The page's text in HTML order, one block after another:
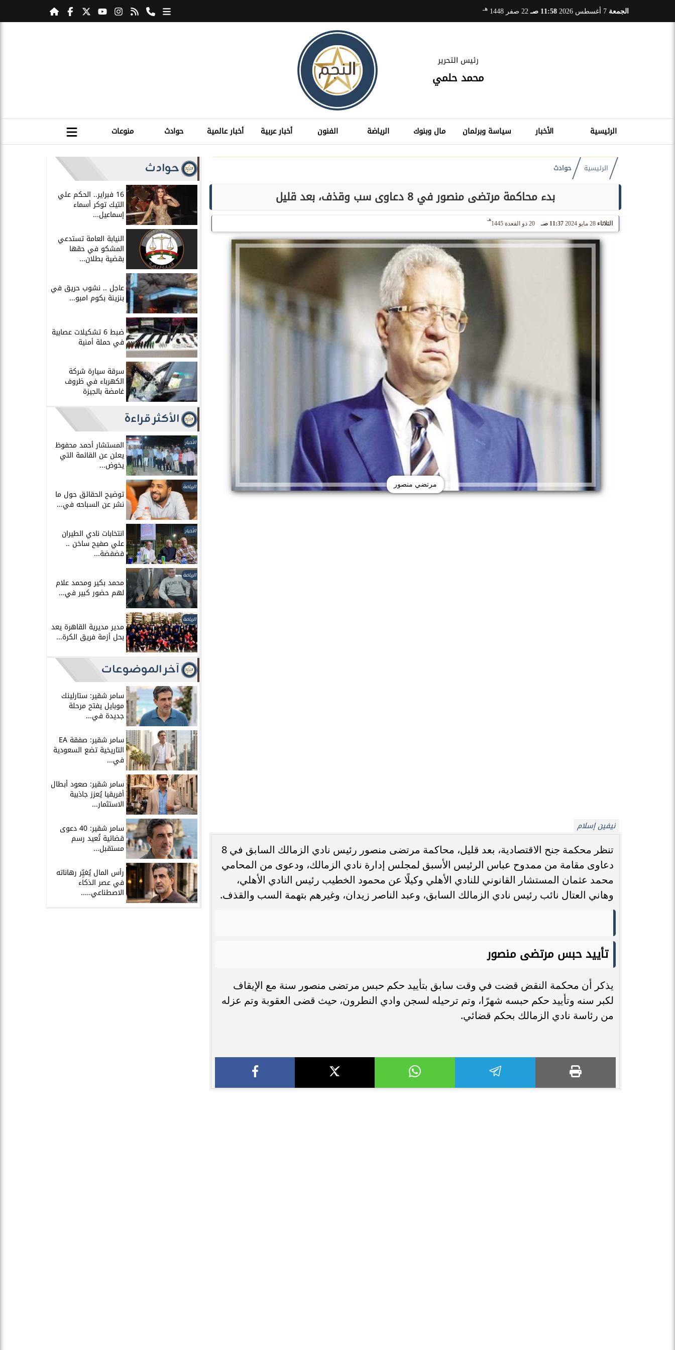
الجمعة 11:58 صـ 22 صفر 1448 هـ
رئيس التحرير
محمد حلمي
الرئيسية الأخبار سياسة وبرلمان مال وبنوك الرياضة الفنون أخبار عربية أخبار عالمية حوادث منوعات
الرئيسية حوادث
بدء محاكمة مرتضى منصور في 8 دعاوى سب وقذف، بعد قليل
الثلاثاء 28 مايو 2024 11:37 صـ 20 ذو القعدة 1445
هـ
مرتضي منصور
حوادث
16 فبراير.. الحكم علي
التيك توكر أسماء
إسماعيل...
النيابة العامة تستدعي
المشكو في حقها
بقضية بطلان...
عاجل .. نشوب حريق في
بنزينة بكوم امبو...
ضبط 6 تشكيلات عصابية
في حملة أمنية
سرقة سيارة شركة
الكهرباء في ظروف
غامضة بالجيزة
الأكثر قراءة
الأخبار المستشار أحمد محفوظ
يعلن عن القائمة التي
يخوض...
الرياضة
توضيح الحقائق حول ما
نشر عن السباحه في...
الأخبار انتخابات نادي الطيران
علي صفيح ساخن ..
فضفضة...
الرياضة
محمد بكير ومحمد علام
لهم حضور كبير في...
الرياضة
مدير مديرية القاهرة يعد
بحل أزمة فريق الكرة...
آخر الموضوعات
سامر شقير: ستارلينك
موبايل يفتح مرحلة
جديدة في...
سامر شقير: صفقة EA
التاريخية تضع السعودية
في...
سامر شقير: صعود أبطال
أفريقيا يُعزز جاذبية
الاستثمار...
سامر شقير: 40 دعوى
قضائية تُعيد رسم
مستقبل...
رأس المال يُغيِّر رهاناته
في عصر الذكاء
الاصطناعي.....